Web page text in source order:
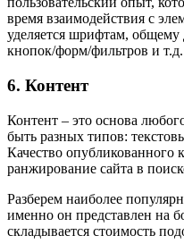
время взаимодействия с
уделяется шрифтам, общему
кнопок/форм/фильтров и т.д.
6. Контент
Контент – это основа
быть разных типов:
Качество опубликованного
ранжирование сайта в
Разберем наиболее
именно он представлен на
складывается стоимость